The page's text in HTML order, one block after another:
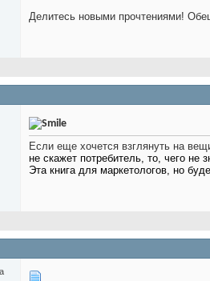
Делитесь новыми прочтениями!
Если еще хочется взглянуть на
не скажет потребитель, то, чего не
Эта книга для маркетологов, но